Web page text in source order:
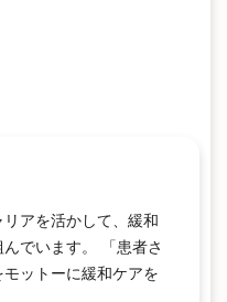
アを活かして、緩和
でいます。 「患者さ
ットーに緩和ケアを